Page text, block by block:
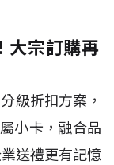
大宗訂購再
級折扣方案，
小卡，融合品
送禮更有記憶